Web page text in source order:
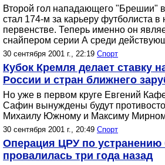
Второй гол нападающего "Брешии"
стал 174-м за карьеру футболиста
первенстве. Теперь именно он
снайпером серии А среди
30 сентября 2001 г., 22:19 Спорт
Кубок Кремля делает ставку
России и стран ближнего
Но уже в первом круге Евгений
Сафин вынуждены будут
Михаилу Южному и Максиму
30 сентября 2001 г., 20:49 Спорт
Операция ЦРУ по устранению
провалилась три года назад